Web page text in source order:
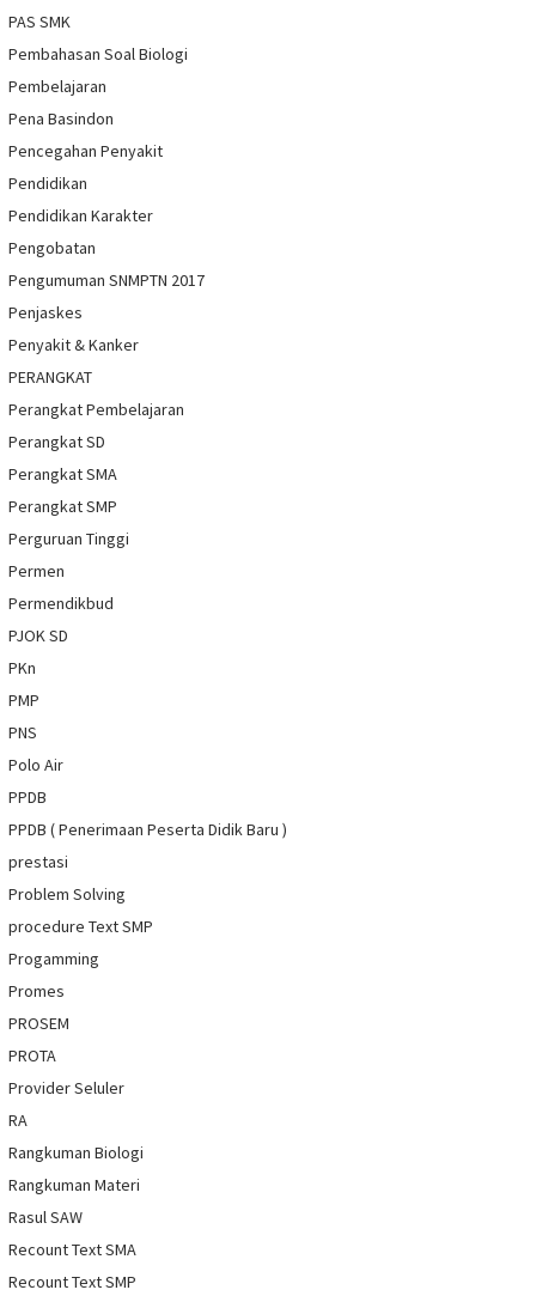
PAS SMK
Pembahasan Soal Biologi
Pembelajaran
Pena Basindon
Pencegahan Penyakit
Pendidikan
Pendidikan Karakter
Pengobatan
Pengumuman SNMPTN 2017
Penjaskes
Penyakit & Kanker
PERANGKAT
Perangkat Pembelajaran
Perangkat SD
Perangkat SMA
Perangkat SMP
Perguruan Tinggi
Permen
Permendikbud
PJOK SD
PKn
PMP
PNS
Polo Air
PPDB
PPDB ( Penerimaan Peserta Didik Baru )
prestasi
Problem Solving
procedure Text SMP
Progamming
Promes
PROSEM
PROTA
Provider Seluler
RA
Rangkuman Biologi
Rangkuman Materi
Rasul SAW
Recount Text SMA
Recount Text SMP